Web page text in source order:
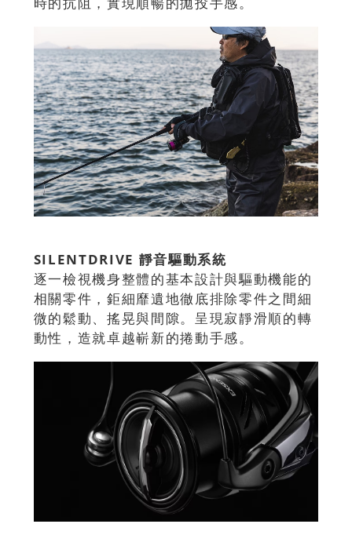
SILENTDRIVE 靜音驅動系統
逐一檢視機身整體的基本設計與驅動機能的
相關零件，鉅細靡遺地徹底排除零件之間細
微的鬆動、搖晃與間隙。呈現寂靜滑順的轉
動性，造就卓越嶄新的捲動手感。